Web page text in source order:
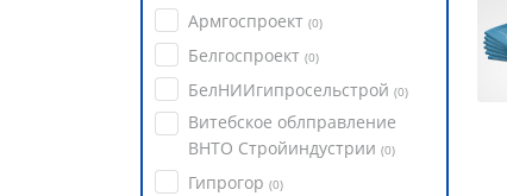
Армгоспроект (0)
Белгоспроект (0)
БелНИИгипросельстрой (0)
Витебское облправление
ВНТО Стройиндустрии (0)
Гипрогор (0)